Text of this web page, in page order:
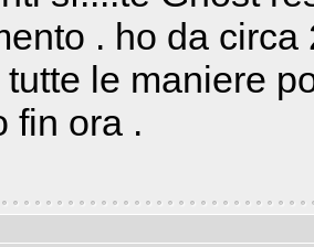
. ho da
le maniere
fin ora .